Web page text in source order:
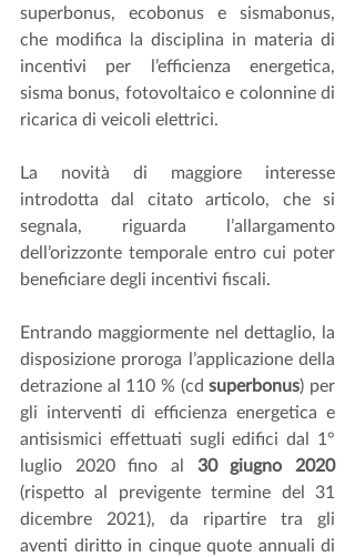
superbonus, ecobonus e sismabonus,
che modifica la disciplina in materia di
incentivi per l’efficienza energetica,
sisma bonus, fotovoltaico e colonnine di
ricarica di veicoli elettrici.
La novità di maggiore interesse
introdotta dal citato articolo, che si
segnala, riguarda l’allargamento
dell’orizzonte temporale entro cui poter
beneficiare degli incentivi fiscali.
Entrando maggiormente nel dettaglio, la
disposizione proroga l’applicazione della
detrazione al 110 % (cd superbonus) per
gli interventi di efficienza energetica e
antisismici effettuati sugli edifici dal 1°
luglio 2020 fino al 30 giugno 2020
(rispetto al previgente termine del 31
dicembre 2021), da ripartire tra gli
aventi diritto in cinque quote annuali di